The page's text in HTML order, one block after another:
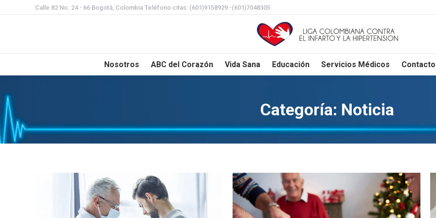
Calle 82 No. 24 - 66 Bogotá, Colombia Teléfono citas: (601)9158929 -(601)7048305
Nosotros ABC del Corazón Vida Sana Educación Servicios Médicos Contacto
Categoría: Noticia